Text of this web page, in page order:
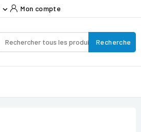
 Mon compte
Recherche